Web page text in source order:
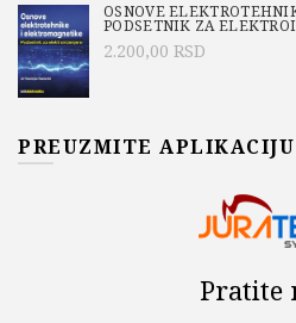
OSNOVE
PODSETNIK ZA
2.200,00 RSD
PREUZMITE APLIKACIJU
Pratite